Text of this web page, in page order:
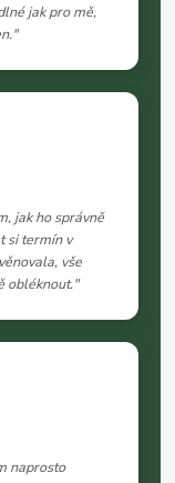
jak pro mě,
jak ho správně
si termín v
vše
obléknout."
naprosto